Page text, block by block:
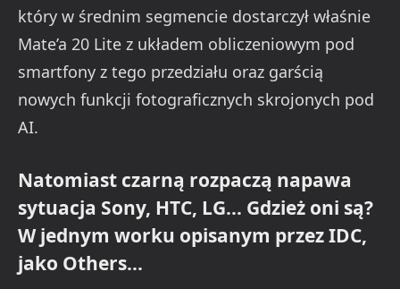
który w średnim segmencie dostarczył właśnie
Mate’a 20 Lite z układem obliczeniowym pod
smartfony z tego przedziału oraz garścią
nowych funkcji fotograficznych skrojonych pod
AI.
Natomiast czarną rozpaczą napawa
sytuacja Sony, HTC, LG… Gdzież oni są?
W jednym worku opisanym przez IDC,
jako Others…